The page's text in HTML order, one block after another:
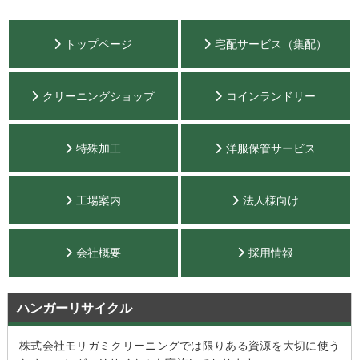
トップページ 宅配サービス（集配）
クリーニングショップ コインランドリー
特殊加工 洋服保管サービス
工場案内 法人様向け
会社概要 採用情報
ハンガーリサイクル
株式会社モリガミクリーニングでは限りある資源を大切に使う